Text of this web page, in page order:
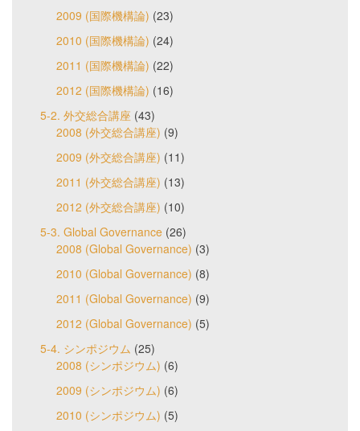
2009 (国際機構論) (23)
2010 (国際機構論) (24)
2011 (国際機構論) (22)
2012 (国際機構論) (16)
5-2. 外交総合講座 (43)
2008 (外交総合講座) (9)
2009 (外交総合講座) (11)
2011 (外交総合講座) (13)
2012 (外交総合講座) (10)
5-3. Global Governance (26)
2008 (Global Governance) (3)
2010 (Global Governance) (8)
2011 (Global Governance) (9)
2012 (Global Governance) (5)
5-4. シンポジウム (25)
2008 (シンポジウム) (6)
2009 (シンポジウム) (6)
2010 (シンポジウム) (5)